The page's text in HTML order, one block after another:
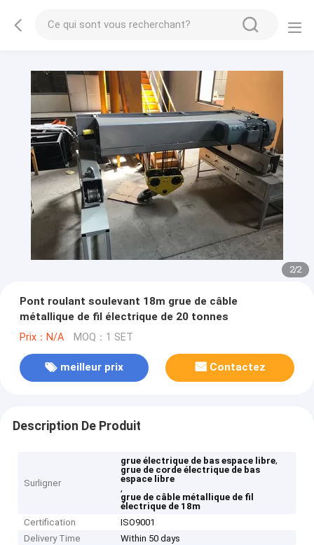
2/2
Pont roulant soulevant 18m grue de câble
métallique de fil électrique de 20 tonnes
Prix：N/A MOQ：1 SET
meilleur prix Contactez
Description De Produit
Surligner
grue électrique de bas espace libre,
grue de corde électrique de bas
espace libre
,
grue de câble métallique de fil
électrique de 18m
Certification
ISO9001
Delivery Time
Within 50 days